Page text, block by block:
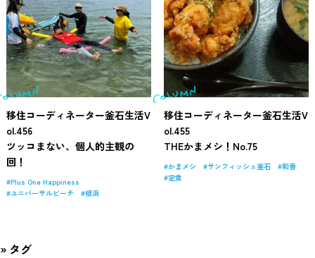
移住コーディネーター釜石生活V
ol.456
ツッコまない、個人的主観の
回！
Plus One Happiness
ユニバーサルビーチ
根浜
移住コーディネーター釜石生活V
ol.455
THEかまメシ！No.75
かまメシ サンフィッシュ釜石
和香
定食
タグ